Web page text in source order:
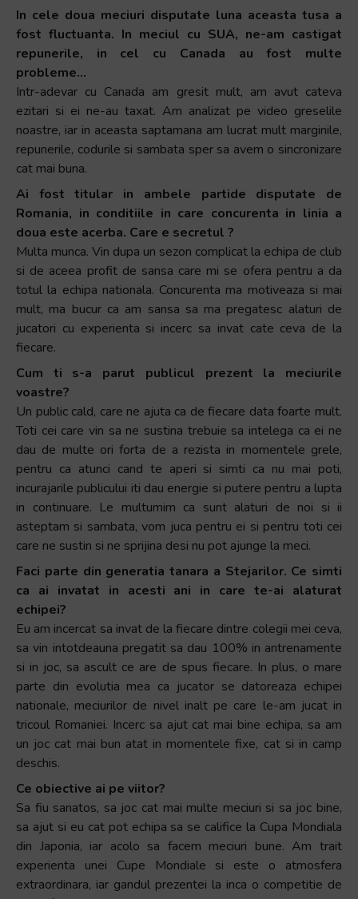
In cele doua meciuri disputate luna aceasta tusa a
fost fluctuanta. In meciul cu SUA, ne-am castigat
repunerile, in cel cu Canada au fost multe
probleme…
Intr-adevar cu Canada am gresit mult, am avut cateva
ezitari si ei ne-au taxat. Am analizat pe video greselile
noastre, iar in aceasta saptamana am lucrat mult marginile,
repunerile, codurile si sambata sper sa avem o sincronizare
cat mai buna.
Ai fost titular in ambele partide disputate de
Romania, in conditiile in care concurenta in linia a
doua este acerba. Care e secretul ?
Multa munca. Vin dupa un sezon complicat la echipa de club
si de aceea profit de sansa care mi se ofera pentru a da
totul la echipa nationala. Concurenta ma motiveaza si mai
mult, ma bucur ca am sansa sa ma pregatesc alaturi de
jucatori cu experienta si incerc sa invat cate ceva de la
fiecare.
Cum ti s-a parut publicul prezent la meciurile
voastre?
Un public cald, care ne ajuta ca de fiecare data foarte mult.
Toti cei care vin sa ne sustina trebuie sa intelega ca ei ne
dau de multe ori forta de a rezista in momentele grele,
pentru ca atunci cand te aperi si simti ca nu mai poti,
incurajarile publicului iti dau energie si putere pentru a lupta
in continuare. Le multumim ca sunt alaturi de noi si ii
asteptam si sambata, vom juca pentru ei si pentru toti cei
care ne sustin si ne sprijina desi nu pot ajunge la meci.
Faci parte din generatia tanara a Stejarilor. Ce simti
ca ai invatat in acesti ani in care te-ai alaturat
echipei?
Eu am incercat sa invat de la fiecare dintre colegii mei ceva,
sa vin intotdeauna pregatit sa dau 100% in antrenamente
si in joc, sa ascult ce are de spus fiecare. In plus, o mare
parte din evolutia mea ca jucator se datoreaza echipei
nationale, meciurilor de nivel inalt pe care le-am jucat in
tricoul Romaniei. Incerc sa ajut cat mai bine echipa, sa am
un joc cat mai bun atat in momentele fixe, cat si in camp
deschis.
Ce obiective ai pe viitor?
Sa fiu sanatos, sa joc cat mai multe meciuri si sa joc bine,
sa ajut si eu cat pot echipa sa se califice la Cupa Mondiala
din Japonia, iar acolo sa facem meciuri bune. Am trait
experienta unei Cupe Mondiale si este o atmosfera
extraordinara, iar gandul prezentei la inca o competitie de